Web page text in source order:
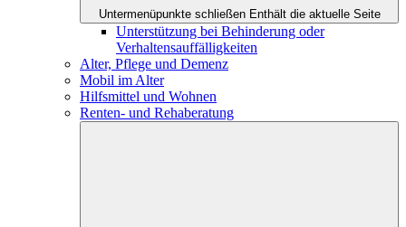
Untermenüpunkte schließen Enthält die aktuelle Seite
Unterstützung bei Behinderung oder
Verhaltensauffälligkeiten
Alter, Pflege und Demenz
Mobil im Alter
Hilfsmittel und Wohnen
Renten- und Rehaberatung